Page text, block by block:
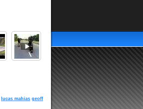
lucas mahias geoff